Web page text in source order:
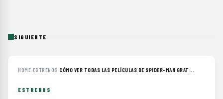
SIGUIENTE
HOME›ESTRENOS ›CÓMO VER TODAS LAS PELÍCULAS DE SPIDER-MAN GRAT...
ESTRENOS